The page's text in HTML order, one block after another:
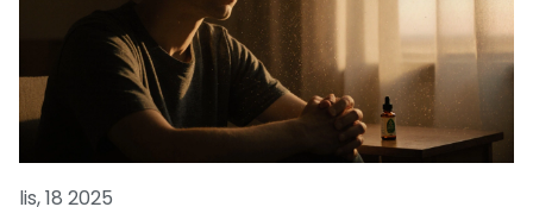
lis, 18 2025